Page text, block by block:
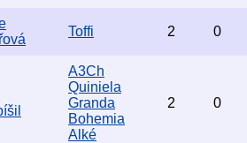
Toffi 2 0
A3Ch
Quiniela
Granda
Bohemia
Alké
2 0